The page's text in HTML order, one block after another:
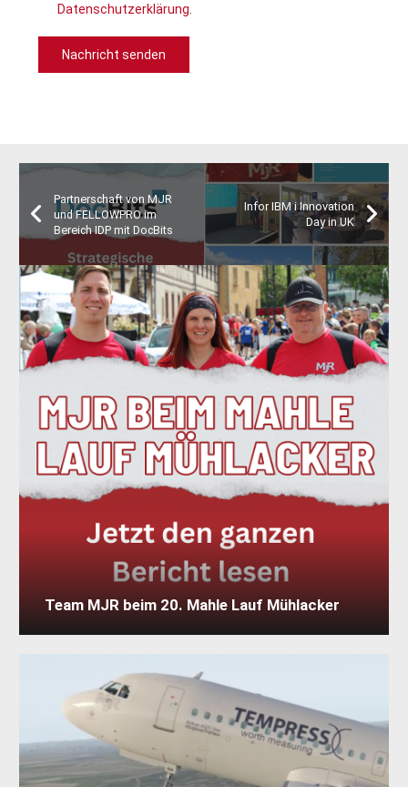
Datenschutzerklärung
Partnerschaft von MJR
und FELLOWPRO im
Bereich IDP mit DocBits
Infor IBM i Innovation
Day in UK
Team MJR beim 20. Mahle Lauf Mühlacker